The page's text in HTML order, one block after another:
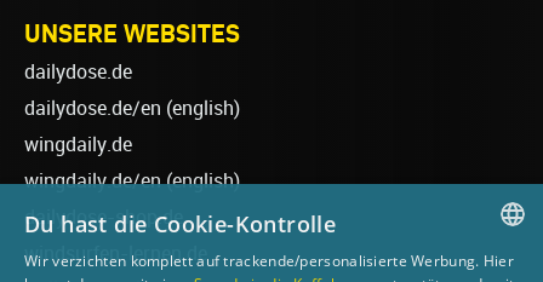
UNSERE WEBSITES
dailydose.de
dailydose.de/en (english)
wingdaily.de
wingdaily.de/en(english)
dailydose-shop.de
windsurfen-lernen.de
GERMAN
Du hast die Cookie-Kontrolle
Wir verzichten komplett auf trackende/personalisierte Werbung. Hier